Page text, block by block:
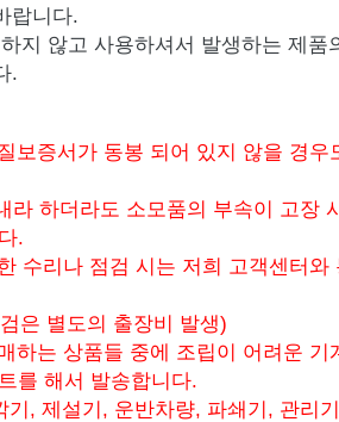
랍니다.
지 않고 사용하셔서 발생하는 제품
.
보증서가 동봉 되어 있지 않을 경우
하더라도 소모품의 부속이 고장
.
수리나 점검 시는 저희 고객센터와
별도의 출장비 발생)
하는 상품들 중에 조립이 어려운 기
를 해서 발송합니다.
, 제설기, 운반차량, 파쇄기, 관리